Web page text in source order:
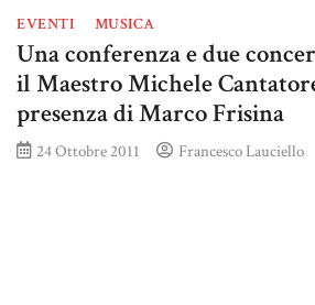
EVENTI MUSICA
Una conferenza e due
il Maestro Michele
presenza di Marco Frisina
24 Ottobre 2011 Francesco Lauciello